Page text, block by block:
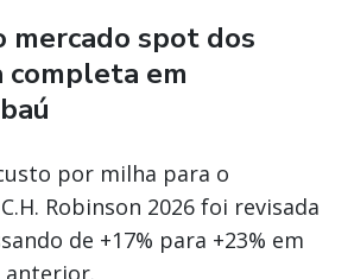
mercado spot dos
completa em
por milha para o
Robinson 2026 foi revisada
de +17% para +23% em
anterior.